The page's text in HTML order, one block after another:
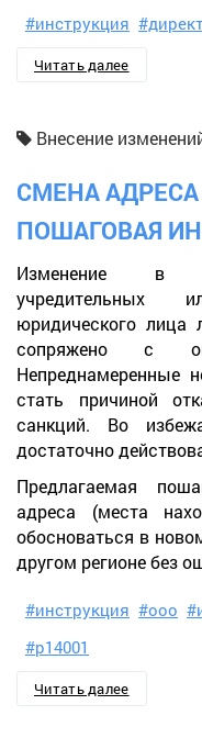
#инструкция
Читать далее
Внесение
СМЕНА
ПОШАГОВАЯ
Изменение в
учредительных
юридического лица
сопряжено с
Непреднамеренные
стать причиной
санкций. Во
достаточно
Предлагаемая
адреса (места
обосноваться в
другом регионе без
#инструкция #ооо
#р14001
Читать далее